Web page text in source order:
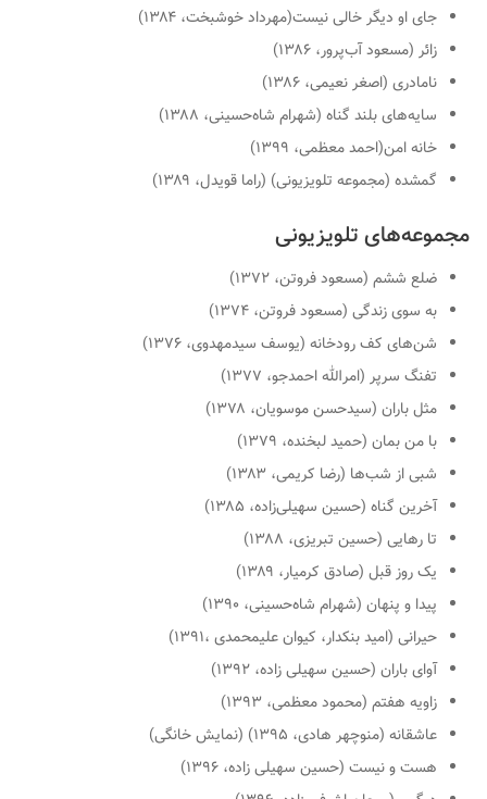
جای او دیگر خالی نیست(مهرداد خوشبخت، ۱۳۸۴)
زائر (مسعود آب‌پرور، ۱۳۸۶)
نامادری (اصغر نعیمی، ۱۳۸۶)
سایه‌های بلند گناه (شهرام شاه‌حسینی، ۱۳۸۸)
خانه امن(احمد معظمی، ۱۳۹۹)
گمشده (مجموعه تلویزیونی) (راما قویدل، ۱۳۸۹)
مجموعه‌های تلویزیونی
ضلع ششم (مسعود فروتن، ۱۳۷۲)
به سوی زندگی (مسعود فروتن، ۱۳۷۴)
شن‌های کف رودخانه (یوسف سیدمهدوی، ۱۳۷۶)
تفنگ سرپر (امرالله احمدجو، ۱۳۷۷)
مثل باران (سیدحسن موسویان، ۱۳۷۸)
با من بمان (حمید لبخنده، ۱۳۷۹)
شبی از شب‌ها (رضا کریمی، ۱۳۸۳)
آخرین گناه (حسین سهیلی‌زاده، ۱۳۸۵)
تا رهایی (حسین تبریزی، ۱۳۸۸)
یک روز قبل (صادق کرمیار، ۱۳۸۹)
پیدا و پنهان (شهرام شاه‌حسینی، ۱۳۹۰)
حیرانی (امید بنکدار، کیوان علیمحمدی ،۱۳۹۱)
آوای باران (حسین سهیلی زاده، ۱۳۹۲)
زاویه هفتم (محمود معظمی، ۱۳۹۳)
عاشقانه (منوچهر هادی، ۱۳۹۵) (نمایش خانگی)
هست و نیست (حسین سهیلی زاده، ۱۳۹۶)